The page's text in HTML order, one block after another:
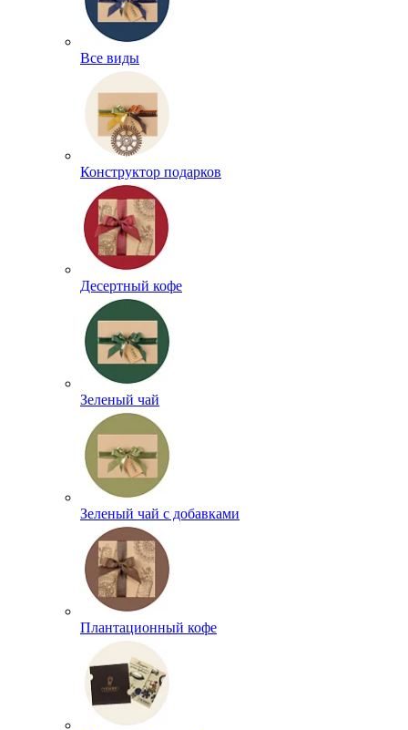
Все виды
Конструктор подарков
Десертный кофе
Зеленый чай
Зеленый чай с добавками
Плантационный кофе